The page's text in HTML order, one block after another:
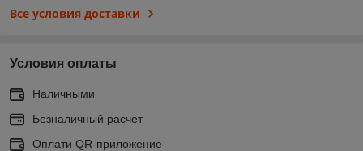
Все условия доставки
Условия оплаты
Наличными
Безналичный расчет
Оплати QR-приложение